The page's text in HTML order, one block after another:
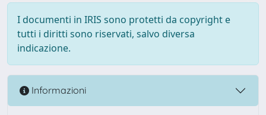
I documenti in IRIS sono protetti da copyright e
tutti i diritti sono riservati, salvo diversa
indicazione.
Informazioni